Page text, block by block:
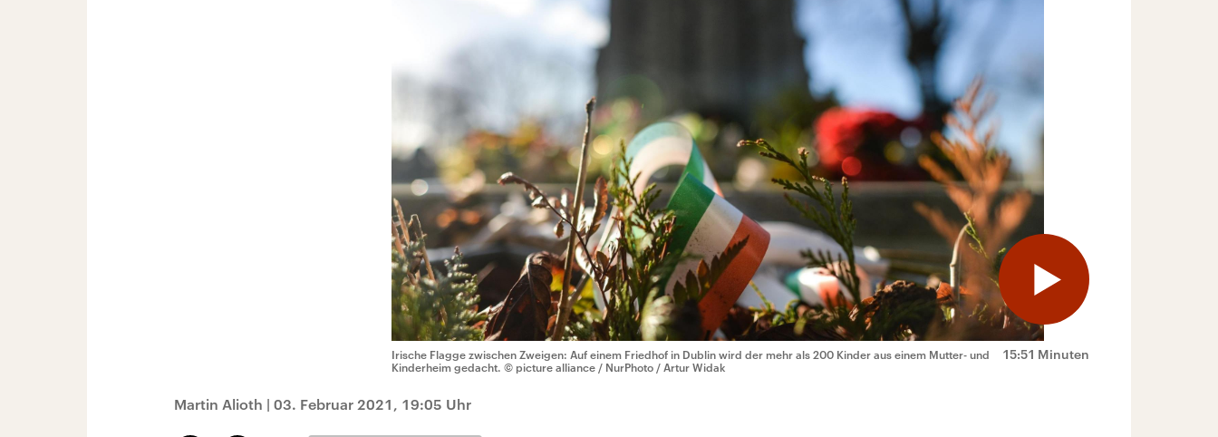
15:51 Minuten
Irische Flagge zwischen Zweigen: Auf einem Friedhof in Dublin wird der mehr als 200 Kinder aus einem Mutter- und
Kinderheim gedacht. © picture alliance / NurPhoto / Artur Widak
Martin Alioth | 03. Februar 2021, 19:05 Uhr